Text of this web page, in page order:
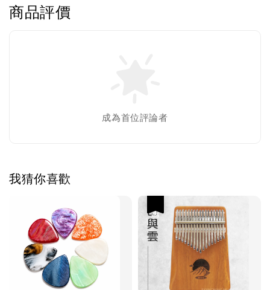
商品評價
成為首位評論者
我猜你喜歡